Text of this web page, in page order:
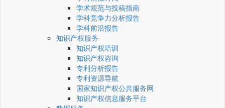
学术规范与投稿指南
学科竞争力分析报告
学科前沿报告
知识产权服务
知识产权培训
知识产权咨询
专利分析报告
专利资源导航
国家知识产权公共服务网
知识产权信息服务平台